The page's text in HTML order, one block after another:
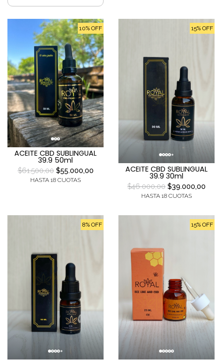
10% OFF
ACEITE CBD SUBLINGUAL
39.9 50ml
$61.500,00$55.000,00
HASTA 18 CUOTAS
15% OFF
ACEITE CBD SUBLINGUAL
39.9 30ml
$46.000,00 $39.000,00
HASTA 18 CUOTAS
8% OFF 15% OFF